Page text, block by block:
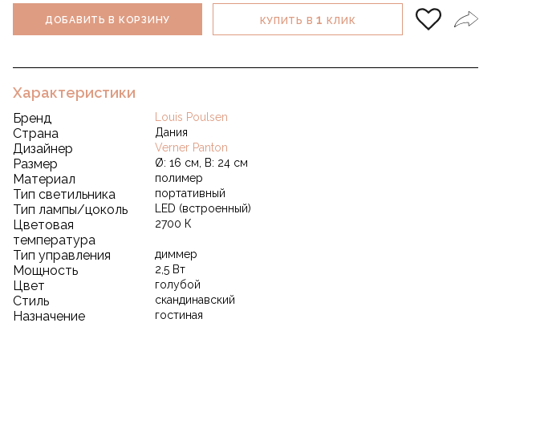
ДОБАВИТЬ В КОРЗИНУ КУПИТЬ В1 КЛИК
Характеристики
Бренд Louis Poulsen
Страна Дания
Дизайнер Verner Panton
Размер Ø: 16 см, В: 24 см
Материал полимер
Тип светильника портативный
Тип лампы/цоколь LED (встроенный)
Цветовая
температура
2700 К
Тип управления диммер
Мощность 2,5 Вт
Цвет голубой
Стиль скандинавский
Назначение гостиная